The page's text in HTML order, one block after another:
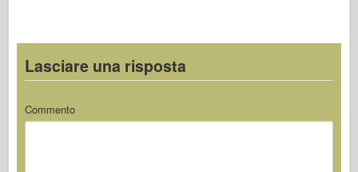
Lasciare una risposta
Commento